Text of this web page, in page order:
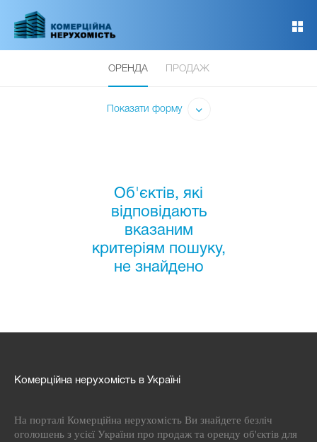
основного
ОРЕНДА ПРОДАЖ
Показати форму
Об'єктів, які
відповідають
вказаним
критеріям пошуку,
не знайдено
Комерційна нерухомість в Україні
На порталі Комерційна нерухомість Ви знайдете безліч
оголошень з усієї України про продаж та оренду об'єктів для